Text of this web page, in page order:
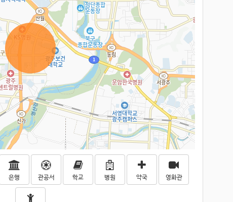
은행 관공서 학교 병원 약국 영화관